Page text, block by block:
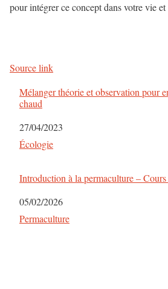
pour intégrer ce concept dans votre vie
Source link
Mélanger théorie et observation pour
chaud
Date
27/04/2023
Par rapport à
Écologie
Introduction à la permaculture –
Date
05/02/2026
Par rapport à
Permaculture